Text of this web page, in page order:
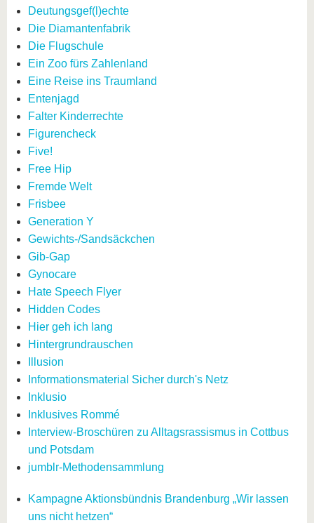
Deutungsgef(l)echte
Die Diamantenfabrik
Die Flugschule
Ein Zoo fürs Zahlenland
Eine Reise ins Traumland
Entenjagd
Falter Kinderrechte
Figurencheck
Five!
Free Hip
Fremde Welt
Frisbee
Generation Y
Gewichts-/Sandsäckchen
Gib-Gap
Gynocare
Hate Speech Flyer
Hidden Codes
Hier geh ich lang
Hintergrundrauschen
Illusion
Informationsmaterial Sicher durch's Netz
Inklusio
Inklusives Rommé
Interview-Broschüren zu Alltagsrassismus in Cottbus
und Potsdam
jumblr-Methodensammlung
Kampagne Aktionsbündnis Brandenburg „Wir lassen
uns nicht hetzen“